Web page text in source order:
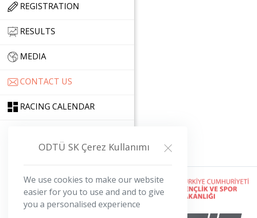
REGISTRATION
RESULTS
MEDIA
CONTACT US
RACING CALENDAR
ODTÜ SK Çerez Kullanımı
We use cookies to make our website
easier for you to use and and to give
you a personalised experience